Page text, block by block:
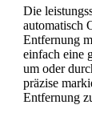
Die
automatisch
Entfernung
einfach eine
um oder
präzise
Entfernung